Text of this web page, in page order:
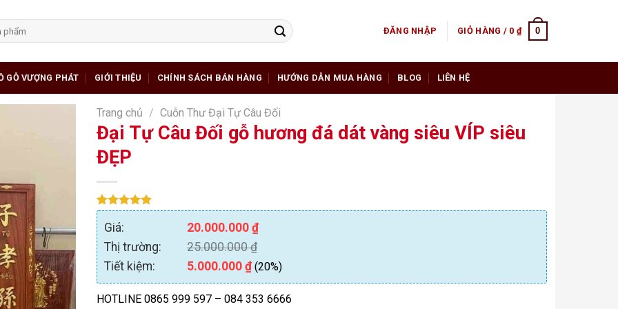
ĐĂNG NHẬP GIỎ HÀNG / 0 ₫ 0
GỖ VƯỢNG PHÁT GIỚI THIỆU CHÍNH SÁCH BÁN HÀNG HƯỚNG DẪN MUA HÀNG BLOG LIÊN HỆ
Trang chủ / Cuỗn Thư Đại Tự Câu Đối
Đại Tự Câu Đối gỗ hương đá dát vàng siêu VÍP siêu
ĐẸP
5.00
dựa trên
1
đánh giá
Giá: 20.000.000₫
Thị trường:
25.000.000₫
Tiết kiệm:
5.000.000₫(20%)
HOTLINE 0865 999 597 – 084 353 6666